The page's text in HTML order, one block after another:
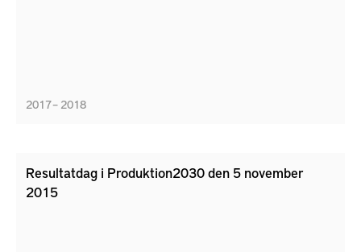
2017 – 2018
Resultatdag i Produktion2030 den 5 november
2015